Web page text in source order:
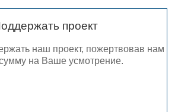
проект
наш проект, пожертвовав нам
на Ваше усмотрение.